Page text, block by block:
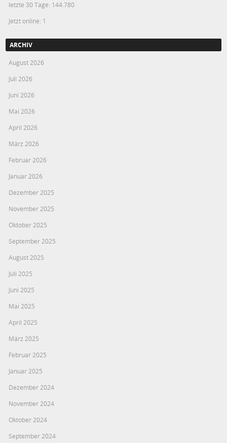
letzte 30 Tage: 144.780
Jetzt online: 1
ARCHIV
August 2026
Juli 2026
Juni 2026
Mai 2026
April 2026
März 2026
Februar 2026
Januar 2026
Dezember 2025
November 2025
Oktober 2025
September 2025
August 2025
Juli 2025
Juni 2025
Mai 2025
April 2025
März 2025
Februar 2025
Januar 2025
Dezember 2024
November 2024
Oktober 2024
September 2024